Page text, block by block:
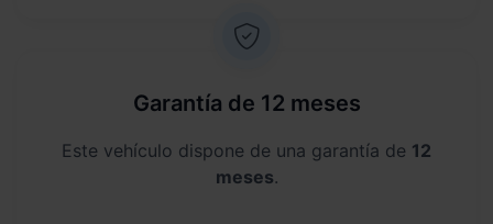
Garantía de 12 meses
Este vehículo dispone de una garantía de 12
meses.